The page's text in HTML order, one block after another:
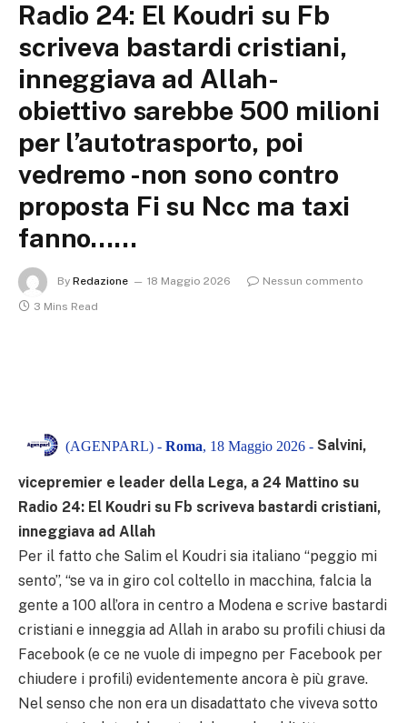
Radio 24: El Koudri su Fb
scriveva bastardi cristiani,
inneggiava ad Allah-
obiettivo sarebbe 500 milioni
per l’autotrasporto, poi
vedremo -non sono contro
proposta Fi su Ncc ma taxi
fanno……
By Redazione 18 Maggio 2026
Nessun commento
3 Mins Read
(AGENPARL) - Roma, 18 Maggio 2026 - Salvini,
vicepremier e leader della Lega, a 24 Mattino su
Radio 24: El Koudri su Fb scriveva bastardi cristiani,
inneggiava ad Allah
Per il fatto che Salim el Koudri sia italiano “peggio mi
sento”, “se va in giro col coltello in macchina, falcia la
gente a 100 all’ora in centro a Modena e scrive bastardi
cristiani e inneggia ad Allah in arabo su profili chiusi da
Facebook (e ce ne vuole di impegno per Facebook per
chiudere i profili) evidentemente ancora è più grave.
Nel senso che non era un disadattato che viveva sotto